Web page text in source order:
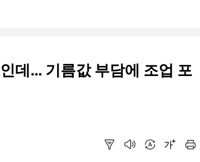
데… 기름값 부담에 조업 포